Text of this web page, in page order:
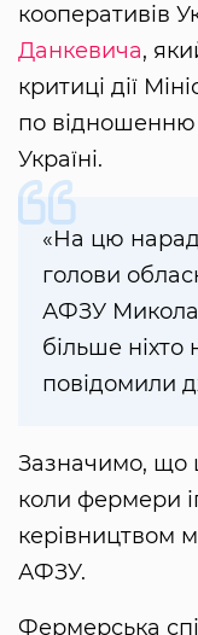
кооперативів
Данкевича,
критиці дії
по відношенню
Україні.
«На цю
голови
АФЗУ Микола
більше
повідомили
Зазначимо, що
коли фермери
керівництвом
АФЗУ.
Фермерська